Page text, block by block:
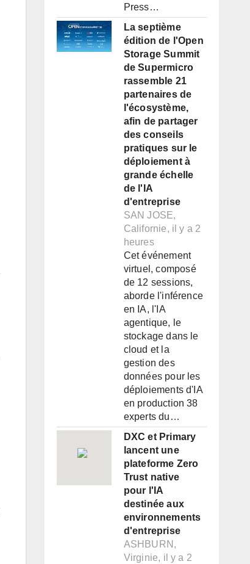
Press…
La septième
édition de l'Open
Storage Summit
de Supermicro
rassemble 21
partenaires de
l'écosystème,
afin de partager
des conseils
pratiques sur le
déploiement à
grande échelle
de l'IA
d'entreprise
SAN JOSE,
Californie, il y a 2
heures
Cet événement
virtuel, composé
de 12 sessions,
aborde l'inférence
en IA, l'IA
agentique, le
stockage dans le
cloud et la
gestion des
données pour les
déploiements d'IA
en production 38
experts du…
DXC et Primary
lancent une
plateforme Zero
Trust native
pour l'IA
destinée aux
environnements
d'entreprise
ASHBURN,
Virginie, il y a 2